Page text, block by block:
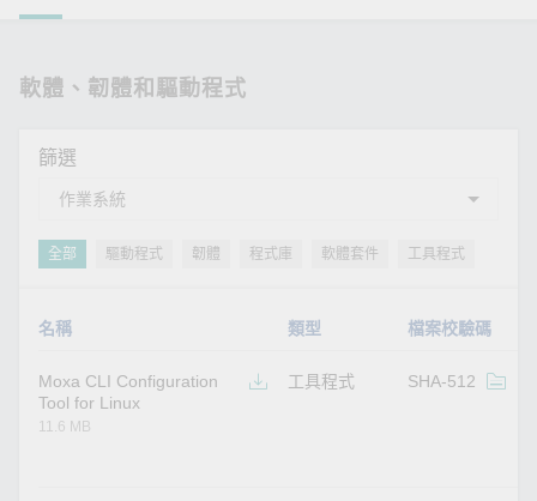
軟體、韌體和驅動程式
篩選
全部 驅動程式 韌體 程式庫 軟體套件 工具程式
名稱 類型 檔案校驗碼
Moxa CLI Configuration
Tool for Linux
11.6 MB
工具程式 SHA-512